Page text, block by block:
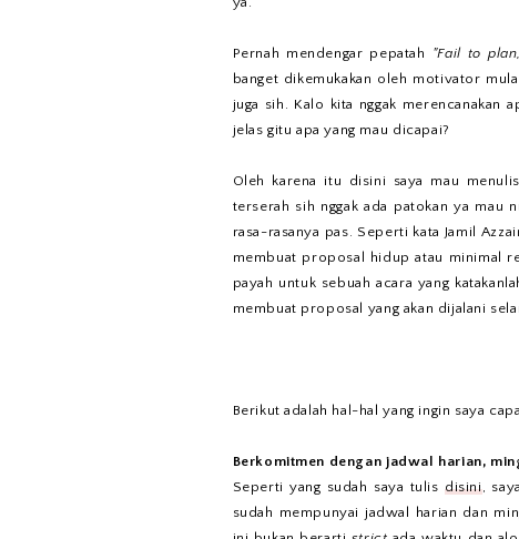
Pernah mendengar pepatah "Fail to
banget dikemukakan oleh motivator
juga sih. Kalo kita nggak merencanakan
jelas gitu apa yang mau dicapai?
Oleh karena itu disini saya mau
terserah sih nggak ada patokan ya mau
rasa-rasanya pas. Seperti kata Jamil
membuat proposal hidup atau minimal
payah untuk sebuah acara yang
membuat proposal yang akan dijalani
Berikut adalah hal-hal yang ingin saya
Berkomitmen dengan jadwal harian,
Seperti yang sudah saya tulis disini,
sudah mempunyai jadwal harian dan